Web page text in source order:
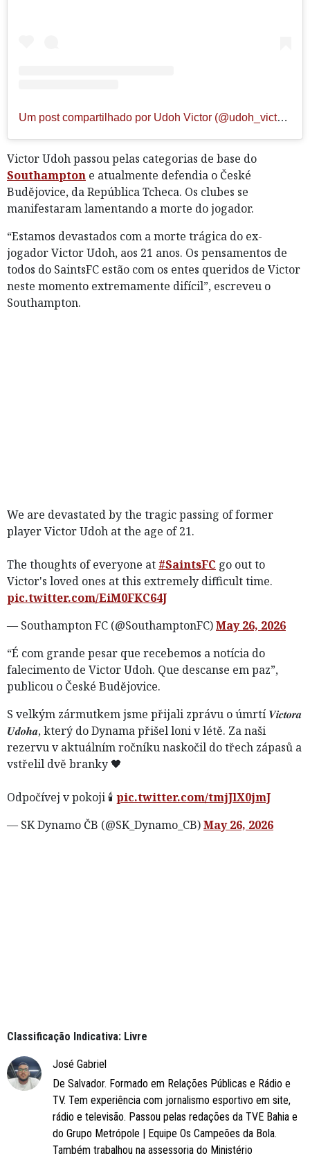
Um post compartilhado por Udoh Victor (@udoh_victor_60)
Victor Udoh passou pelas categorias de base do
Southampton e atualmente defendia o České
Budějovice, da República Tcheca. Os clubes se
manifestaram lamentando a morte do jogador.
“Estamos devastados com a morte trágica do ex-
jogador Victor Udoh, aos 21 anos. Os pensamentos de
todos do SaintsFC estão com os entes queridos de Victor
neste momento extremamente difícil”, escreveu o
Southampton.
We are devastated by the tragic passing of former
player Victor Udoh at the age of 21.
The thoughts of everyone at #SaintsFC go out to
Victor's loved ones at this extremely difficult time.
pic.twitter.com/EiM0FKC64J
— Southampton FC (@SouthamptonFC)May 26, 2026
“É com grande pesar que recebemos a notícia do
falecimento de Victor Udoh. Que descanse em paz”,
publicou o České Budějovice.
S velkým zármutkem jsme přijali zprávu o úmrtí 𝑽𝒊𝒄𝒕𝒐𝒓𝒂
𝑼𝒅𝒐𝒉𝒂, který do Dynama přišel loni v létě. Za naši
rezervu v aktuálním ročníku naskočil do třech zápasů a
vstřelil dvě branky 🖤
Odpočívej v pokoji 🕯️ pic.twitter.com/tmjJlX0jmJ
— SK Dynamo ČB (@SK_Dynamo_CB)May 26, 2026
Classificação Indicativa: Livre
José Gabriel
De Salvador. Formado em Relações Públicas e Rádio e
TV. Tem experiência com jornalismo esportivo em site,
rádio e televisão. Passou pelas redações da TVE Bahia e
do Grupo Metrópole | Equipe Os Campeões da Bola.
Também trabalhou na assessoria do Ministério